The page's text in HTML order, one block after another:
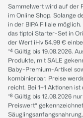
Sammelwert wird auf der
im Online Shop. Solange
in der BIPA Filiale
das tiptoi Starter-Set in
der Wert iHv 54.99 €
*⁴ Gültig bis 19.08.2026.
Produkte, mit SALE
Baby-Premium-Artikel
kombinierbar. Preise
reicht. Bei 1+1 Aktionen
*⁸ Gültig bis 12.08.2026
Preiswert“